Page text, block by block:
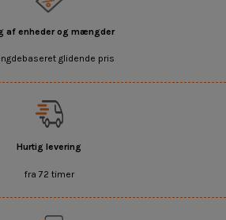
af enheder og mængder
glidende pris
Hurtig levering
fra 72 timer